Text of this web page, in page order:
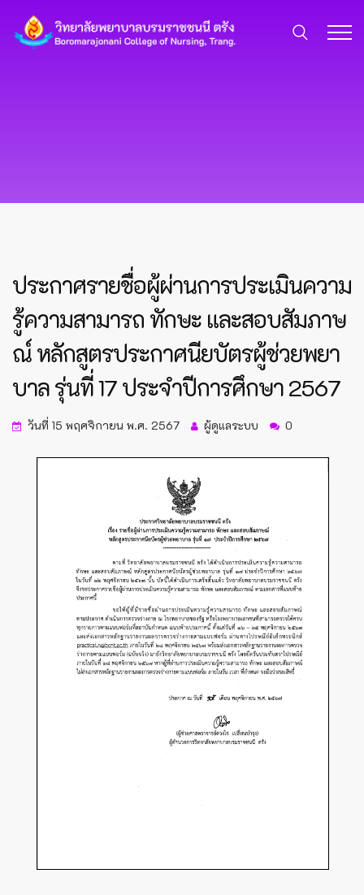
ประกาศรายชื่อผู้ผ่านการประเมินความ
รู้ความสามารถ ทักษะ และสอบสัมภาษ
ณ์ หลักสูตรประกาศนียบัตรผู้ช่วยพยา
บาล รุ่นที่ 17 ประจำปีการศึกษา 2567
วันที่ 15 พฤศจิกายน พ.ศ. 2567 ผู้ดูแลระบบ 0